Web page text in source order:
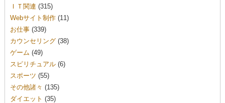
ＩＴ関連 (315)
Webサイト制作(11)
お仕事(339)
カウンセリング(38)
ゲーム (49)
スピリチュアル(6)
スポーツ (55)
その他諸々 (135)
ダイエット (35)